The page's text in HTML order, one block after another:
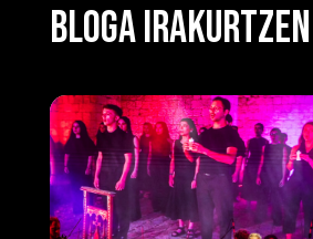
BLOGA IRAKURTZEN